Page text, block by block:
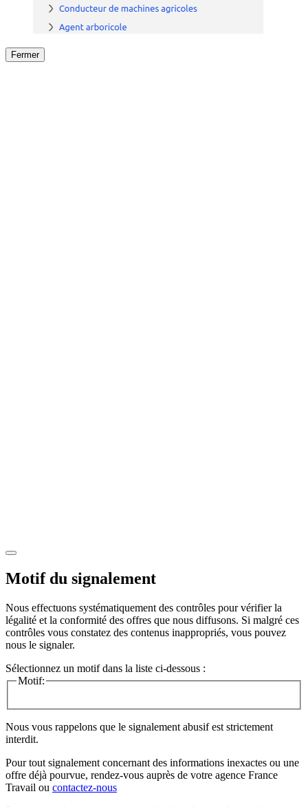
Fermer
Motif du signalement
Nous effectuons systématiquement des contrôles pour vérifier la
légalité et la conformité des offres que nous diffusons. Si malgré ces
contrôles vous constatez des contenus inappropriés, vous pouvez
nous le signaler.
Sélectionnez un motif dans la liste ci-dessous :
Motif:
Nous vous rappelons que le signalement abusif est strictement
interdit.
Pour tout signalement concernant des informations inexactes ou une
offre déjà pourvue, rendez-vous auprès de votre agence France
Travail ou contactez-nous